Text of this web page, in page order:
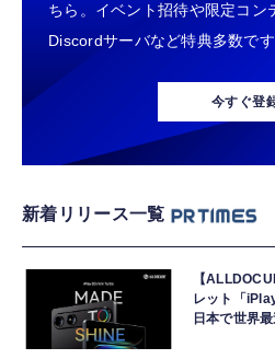
ちら。イベント招待や限定コン
Discordサーバなど特典多数です
今すぐ登
新着リリース一覧
【
レット「
日本で世界